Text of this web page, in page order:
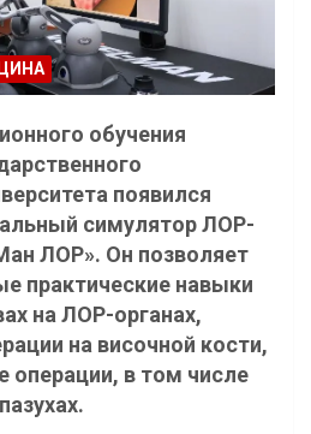
обучения
появился
симулятор ЛОР-
ЛОР». Он позволяет
практические навыки
на ЛОР-органах,
на височной кости,
операции, в том числе